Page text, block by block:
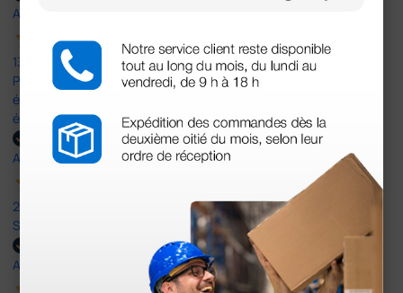
Acheteur vérifié
13 Avr 2026
Pas du le sparadrap escompté. Est sensé tenir des pansements
épais ! Ce n'est pas le cas. En ce qui concerne la livraison, elle a
été rapide dans un emballage parfait.
Acheteur vérifié
20 Jan 2026
Satisfait de mon expérience sur Doctorshop
Acheteur vérifié